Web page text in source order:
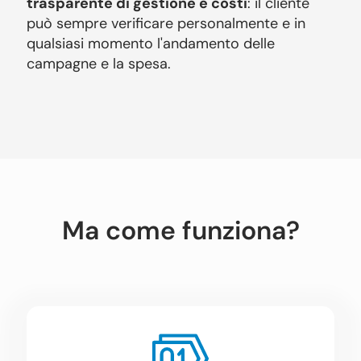
può sempre verificare personalmente e in
qualsiasi momento l'andamento delle
campagne e la spesa.
Ma come funziona?